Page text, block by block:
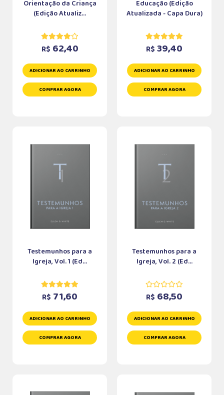
Orientação da Criança
(Edição Atualiz...
R$ 62,40
ADICIONAR AO CARRINHO
COMPRAR AGORA
Educação (Edição
Atualizada - Capa Dura)
R$ 39,40
ADICIONAR AO CARRINHO
COMPRAR AGORA
Testemunhos para a
Igreja, Vol. 1 (Ed...
R$ 71,60
ADICIONAR AO CARRINHO
COMPRAR AGORA
Testemunhos para a
Igreja, Vol. 2 (Ed...
R$ 68,50
ADICIONAR AO CARRINHO
COMPRAR AGORA